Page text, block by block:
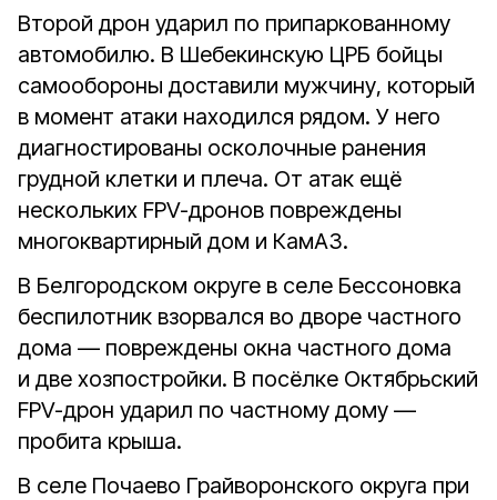
Второй дрон ударил по припаркованному
автомобилю. В Шебекинскую ЦРБ бойцы
самообороны доставили мужчину, который
в момент атаки находился рядом. У него
диагностированы осколочные ранения
грудной клетки и плеча. От атак ещё
нескольких FPV-дронов повреждены
многоквартирный дом и КамАЗ.
В Белгородском округе в селе Бессоновка
беспилотник взорвался во дворе частного
дома — повреждены окна частного дома
и две хозпостройки. В посёлке Октябрьский
FPV-дрон ударил по частному дому —
пробита крыша.
В селе Почаево Грайворонского округа при